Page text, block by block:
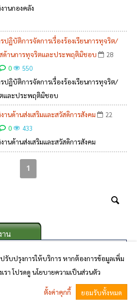
านกองคลัง
ปฏิบัติการจัดการเรื่องร้องเรียนการทุจริต/
ด้านการทุจริตและประพฤติมิชอบ
28
0 550
ปฏิบัติการจัดการเรื่องร้องเรียนการทุจริต/
ตและประพฤติมิชอบ
นด้านส่งเสริมและสวัสดิการสังคม
22
0 433
นด้านส่งเสริมและสวัสดิการสังคม
1
าน
นฐาน
รับปรุงการให้บริการ หากต้องการข้อมูลเพิ่ม
รา โปรดดู นโยบายความเป็นส่วนตัว
ตั้งค่าคุกกี้ ยอมรับทั้งหมด